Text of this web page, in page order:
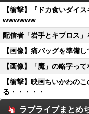
【衝撃】『ドカ食いダイ
wwwwww
配信者「岩手とキプロス
【画像】痛バッグを準備
【画像】「魔」の略字っ
【衝撃】映画ちいかわの
る・・・・・
ラブライブまとめ